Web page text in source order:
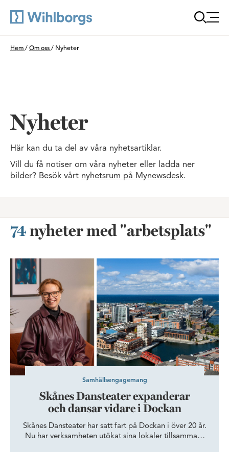
Du är här:
Hem / Om oss / Nyheter
Nyheter
Här kan du ta del av våra nyhetsartiklar.
Vill du få notiser om våra nyheter eller ladda ner
bilder? Besök vårt nyhetsrum på Mynewsdesk.
74 nyheter med "arbetsplats"
Skånes Dansteater expanderar och dansar vidare i Dockan
Samhällsengagemang
Skånes Dansteater expanderar
och dansar vidare i Dockan
Skånes Dansteater har satt fart på Dockan i över 20 år.
Nu har verksamheten utökat sina lokaler tillsammans